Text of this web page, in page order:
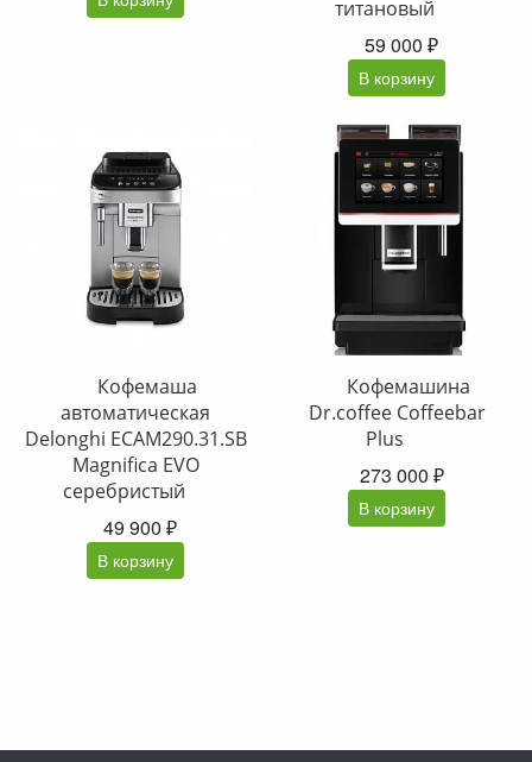
титановый
59 000 ₽
В корзину
Кофемаша
автоматическая
Delonghi ECAM290.31.SB
Magnifica EVO
серебристый
49 900 ₽
В корзину
Кофемашина
Dr.coffee Coffeebar
Plus
273 000 ₽
В корзину